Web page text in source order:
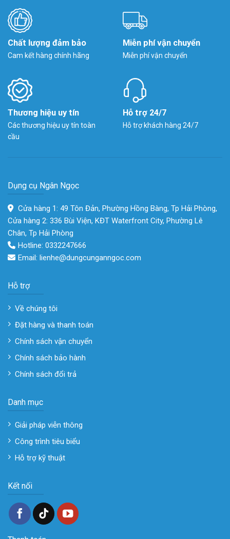
Chất lượng đảm bảo
Cam kết hàng chính hãng
Miễn phí vận chuyển
Miễn phí vận chuyển
Thương hiệu uy tín
Các thương hiệu uy tín toàn
cầu
Hỗ trợ 24/7
Hỗ trợ khách hàng 24/7
Dụng cụ Ngân Ngọc
Cửa hàng 1: 49 Tôn Đản, Phường Hồng Bàng, Tp Hải Phòng,
Cửa hàng 2: 336 Bùi Viện, KĐT Waterfront City, Phường Lê
Chân, Tp Hải Phòng
Hotline: 0332247666
Email: lienhe@dungcunganngoc.com
Hỗ trợ
Về chúng tôi
Đặt hàng và thanh toán
Chính sách vận chuyển
Chính sách bảo hành
Chính sách đổi trả
Danh mục
Giải pháp viễn thông
Công trình tiêu biểu
Hỗ trợ kỹ thuật
Kết nối